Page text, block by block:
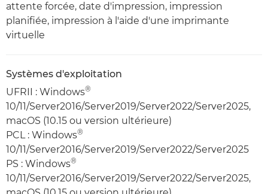
attente forcée, date d'impression, impression
planifiée, impression à l'aide d'une imprimante
virtuelle
Systèmes d'exploitation
UFRII : Windows®
10/11/Server2016/Server2019/Server2022/Server2025,
macOS (10.15 ou version ultérieure)
PCL : Windows®
10/11/Server2016/Server2019/Server2022/Server2025
PS : Windows®
10/11/Server2016/Server2019/Server2022/Server2025,